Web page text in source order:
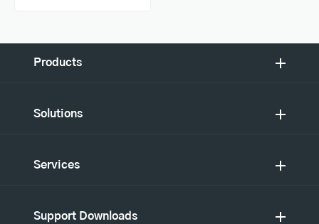
Products
Solutions
Services
Support Downloads